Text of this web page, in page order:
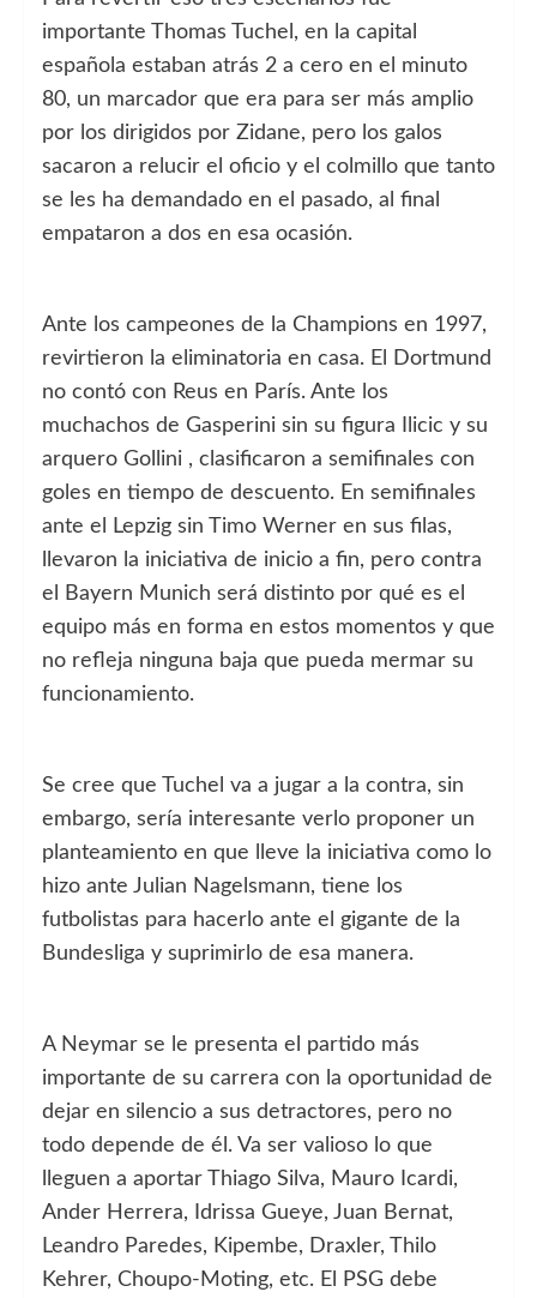
importante Thomas Tuchel, en la capital
española estaban atrás 2 a cero en el minuto
80, un marcador que era para ser más amplio
por los dirigidos por Zidane, pero los galos
sacaron a relucir el oficio y el colmillo que tanto
se les ha demandado en el pasado, al final
empataron a dos en esa ocasión.
Ante los campeones de la Champions en 1997,
revirtieron la eliminatoria en casa. El Dortmund
no contó con Reus en París. Ante los
muchachos de Gasperini sin su figura Ilicic y su
arquero Gollini , clasificaron a semifinales con
goles en tiempo de descuento. En semifinales
ante el Lepzig sin Timo Werner en sus filas,
llevaron la iniciativa de inicio a fin, pero contra
el Bayern Munich será distinto por qué es el
equipo más en forma en estos momentos y que
no refleja ninguna baja que pueda mermar su
funcionamiento.
Se cree que Tuchel va a jugar a la contra, sin
embargo, sería interesante verlo proponer un
planteamiento en que lleve la iniciativa como lo
hizo ante Julian Nagelsmann, tiene los
futbolistas para hacerlo ante el gigante de la
Bundesliga y suprimirlo de esa manera.
A Neymar se le presenta el partido más
importante de su carrera con la oportunidad de
dejar en silencio a sus detractores, pero no
todo depende de él. Va ser valioso lo que
lleguen a aportar Thiago Silva, Mauro Icardi,
Ander Herrera, Idrissa Gueye, Juan Bernat,
Leandro Paredes, Kipembe, Draxler, Thilo
Kehrer, Choupo-Moting, etc. El PSG debe